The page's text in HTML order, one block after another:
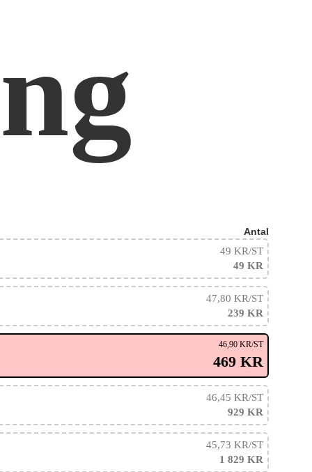
Antal
49 KR
49 KR/ST
239 KR
47,80 KR/ST
469 KR
46,90 KR/ST
929 KR
46,45 KR/ST
1 829 KR
45,73 KR/ST